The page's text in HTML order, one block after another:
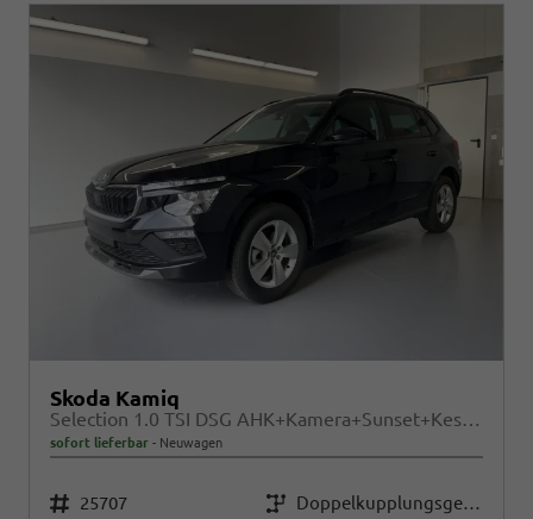
Skoda Kamiq
Selection 1.0 TSI DSG AHK+Kamera+Sunset+Kessy+AppConnect+Sitzheiz+Alu16+GV5
sofort lieferbar Neuwagen
Fahrzeugnr. 25707 Getriebe
Doppelkupplungsgetriebe (DSG)